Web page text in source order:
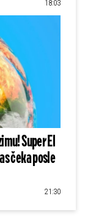
18:03
Super El
čeka posle
21:30